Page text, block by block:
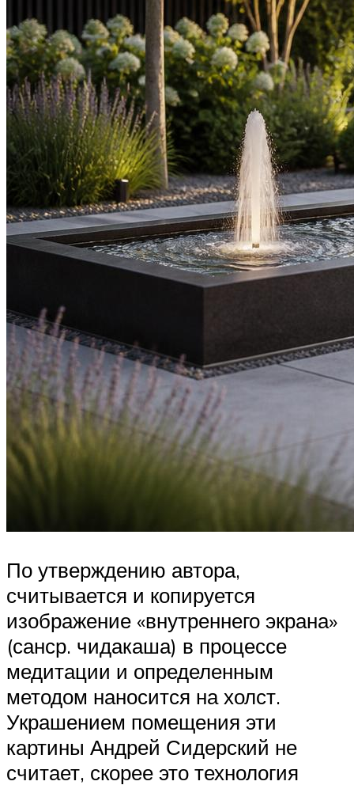
По утверждению автора,
считывается и копируется
изображение «внутреннего экрана»
(санср. чидакаша) в процессе
медитации и определенным
методом наносится на холст.
Украшением помещения эти
картины Андрей Сидерский не
считает, скорее это технология